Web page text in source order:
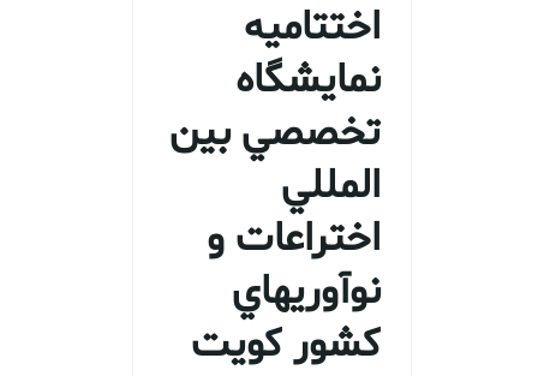
اختتاميه
نمايشگاه
تخصصي بين
المللي
اختراعات و
نوآوريهاي
كشور كويت